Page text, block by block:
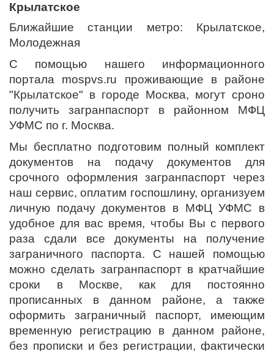
Крылатское
Ближайшие станции метро: Крылатское,
Молодежная
С помощью нашего информационного
портала mospvs.ru проживающие в районе
"Крылатское" в городе Москва, могут сроно
получить загранпаспорт в районном МФЦ
УФМС по г. Москва.
Мы бесплатно подготовим полный комплект
документов на подачу документов для
срочного оформления загранпаспорт через
наш сервис, оплатим госпошлину, организуем
личную подачу документов в МФЦ УФМС в
удобное для вас время, чтобы Вы с первого
раза сдали все документы на получение
заграничного паспорта. С нашей помощью
можно сделать загранпаспорт в кратчайшие
сроки в Москве, как для постоянно
прописанных в данном районе, а также
оформить заграничный паспорт, имеющим
временную регистрацию в данном районе,
без прописки и без регистрации, фактически